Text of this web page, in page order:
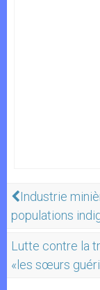
Industrie
populations
Lutte contre la
«les sœurs